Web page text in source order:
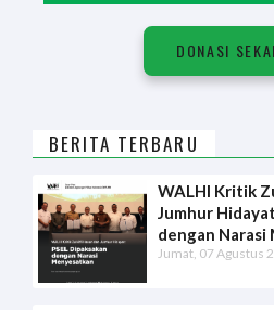
DONASI
BERITA TERBARU
WALHI Kritik
Jumhur
dengan Narasi
Jumat, 07 Agustus